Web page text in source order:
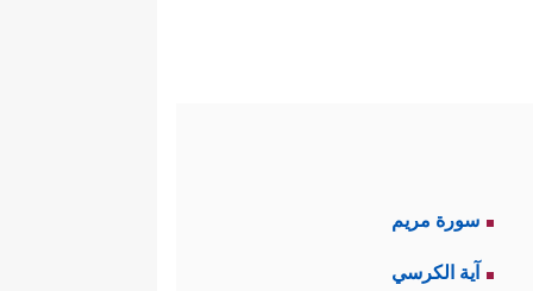
سورة مريم
آية الكرسي